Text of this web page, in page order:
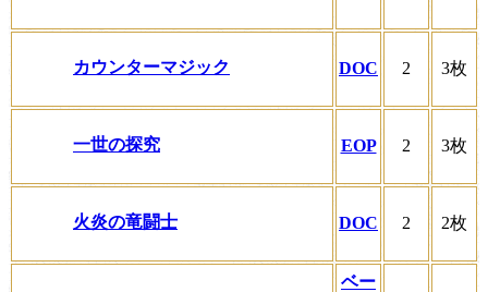
カウンターマジック DOC 2 3枚
一世の探究 EOP 2 3枚
火炎の竜闘士 DOC 2 2枚
ベー